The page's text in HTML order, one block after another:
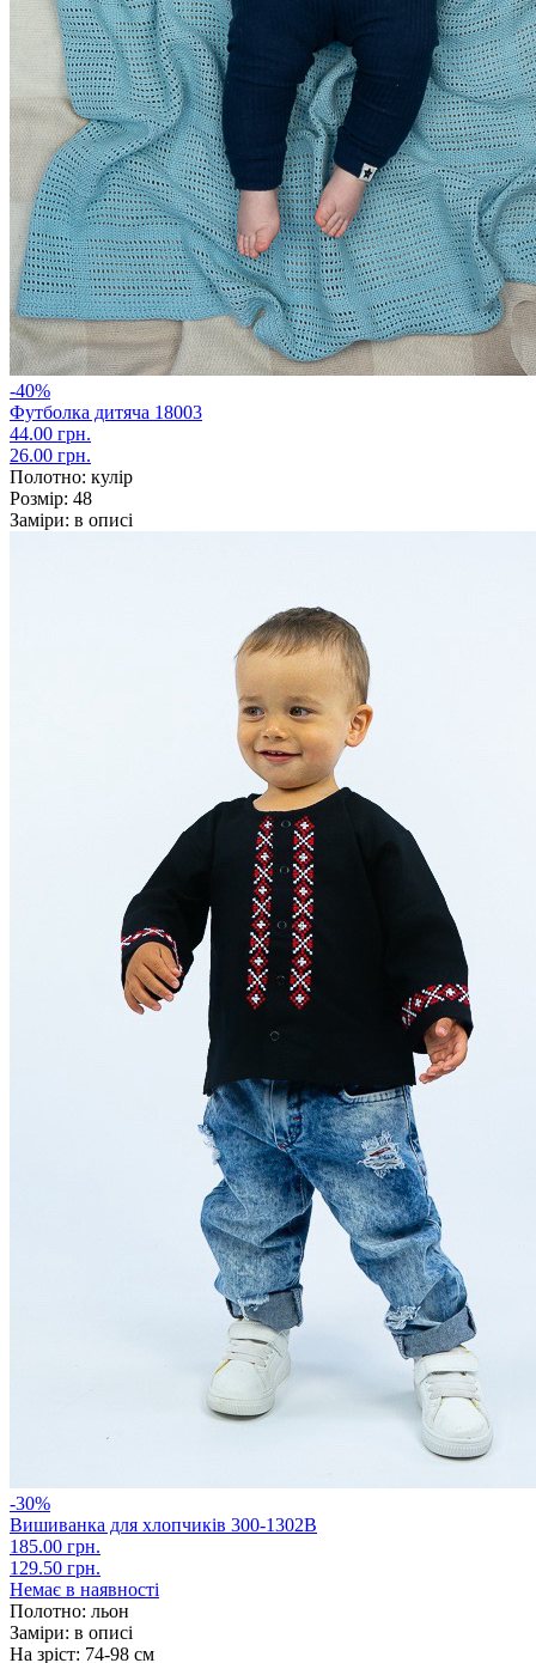
-40%
Футболка дитяча 18003
44.00 грн.
26.00 грн.
Полотно: кулір
Розмір: 48
Заміри: в описі
-30%
Вишиванка для хлопчиків 300-1302В
185.00 грн.
129.50 грн.
Немає в наявності
Полотно: льон
Заміри: в описі
На зріст: 74-98 см